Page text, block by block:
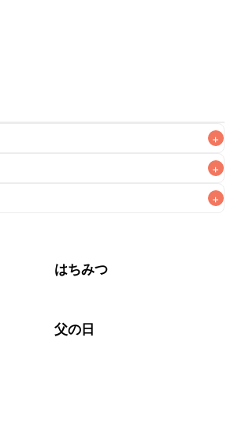
+
+
すめします。 +
小さじ1を目安に加え、お好みの風味
はちみつ
父の日